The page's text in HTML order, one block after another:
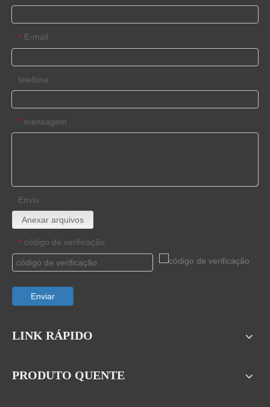
* E-mail
telefone
* mensagem
Envio
Anexar arquivos
* código de verificação
Enviar
LINK RÁPIDO
PRODUTO QUENTE